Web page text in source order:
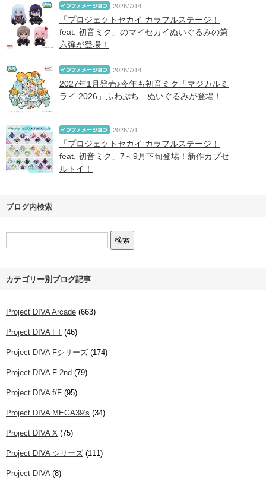
2026/7/14
「プロジェクトセカイ カラフルステージ！
feat. 初音ミク」のマイセカイぬいぐるみの第
六弾が登場！
2026/7/14
2027年1月発売♪今年も初音ミク「マジカルミ
ライ 2026」ふわぷち ぬいぐるみが登場！
2026/7/1
「プロジェクトセカイ カラフルステージ！
feat. 初音ミク」7～9月下旬登場！新作カプセ
ルトイ！
ブログ内検索
カテゴリー別ブログ記事
Project DIVA Arcade (663)
Project DIVA FT (46)
Project DIVA Fシリーズ (174)
Project DIVA F 2nd (79)
Project DIVA f/F (95)
Project DIVA MEGA39’s (34)
Project DIVA X (75)
Project DIVA シリーズ (111)
Project DIVA(8)